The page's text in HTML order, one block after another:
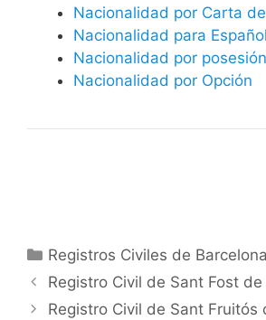
Nacionalidad por Carta
Nacionalidad para
Nacionalidad por
Nacionalidad por Opción
Categorías
Registros Civiles de Barcelona
Registro Civil de Sant Fost
Registro Civil de Sant Fruitós